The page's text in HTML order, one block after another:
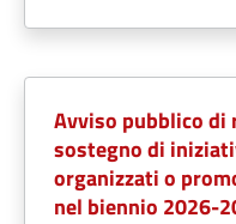
Avviso pubblico di
sostegno di
organizzati o
nel biennio 2026-